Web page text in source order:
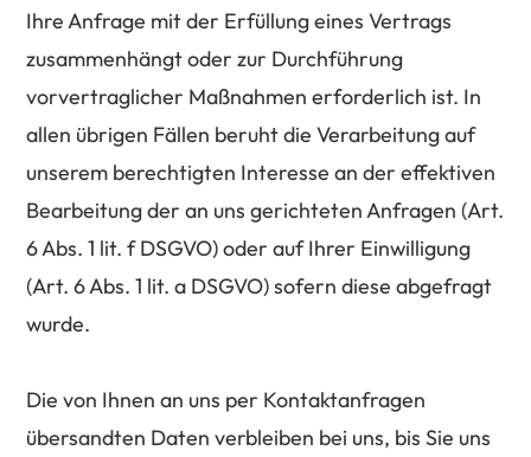
Ihre Anfrage mit der Erfüllung eines Vertrags
zusammenhängt oder zur Durchführung
vorvertraglicher Maßnahmen erforderlich ist. In
allen übrigen Fällen beruht die Verarbeitung auf
unserem berechtigten Interesse an der effektiven
Bearbeitung der an uns gerichteten Anfragen (Art.
6 Abs. 1 lit. f DSGVO) oder auf Ihrer Einwilligung
(Art. 6 Abs. 1 lit. a DSGVO) sofern diese abgefragt
wurde.
Die von Ihnen an uns per Kontaktanfragen
übersandten Daten verbleiben bei uns, bis Sie uns